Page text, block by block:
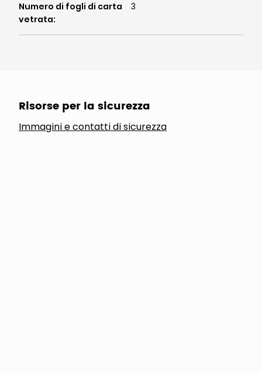
Numero di fogli di carta
vetrata:
3
Risorse per la sicurezza
Immagini e contatti di sicurezza